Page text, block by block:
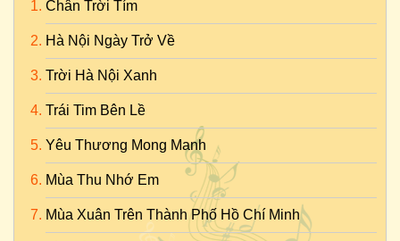
Chân Trời Tím
Hà Nội Ngày Trở Về
Trời Hà Nội Xanh
Trái Tim Bên Lề
Yêu Thương Mong Manh
Mùa Thu Nhớ Em
Mùa Xuân Trên Thành Phố Hồ Chí Minh